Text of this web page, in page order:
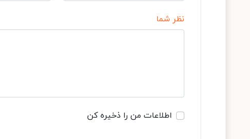
نظر شما
اطلاعات من را ذخیره کن